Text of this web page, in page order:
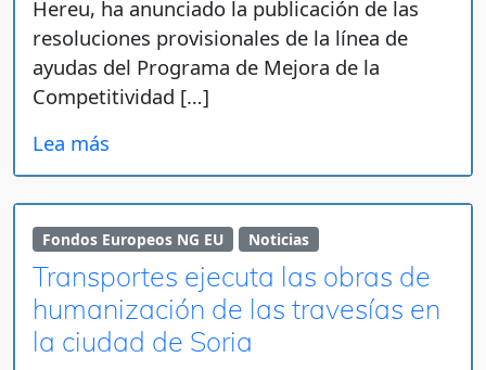
Hereu, ha anunciado la publicación de las
resoluciones provisionales de la línea de
ayudas del Programa de Mejora de la
Competitividad […]
Lea más
Fondos Europeos NG EU Noticias
Transportes ejecuta las obras de
humanización de las travesías en
la ciudad de Soria